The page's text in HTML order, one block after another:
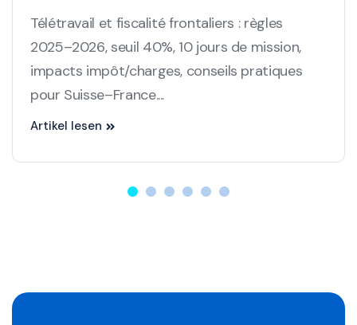
Télétravail et fiscalité frontaliers : règles
2025–2026, seuil 40%, 10 jours de mission,
impacts impôt/charges, conseils pratiques
pour Suisse–France....
Artikel lesen